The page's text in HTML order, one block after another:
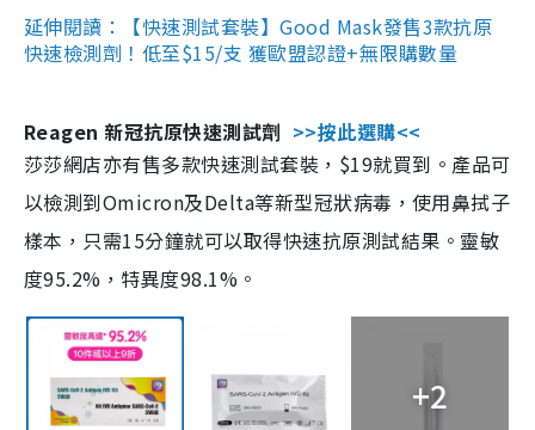
延伸閱讀：【快速測試套裝】Good Mask發售3款抗原
快速檢測劑！低至$15/支 獲歐盟認證+無限購數量
Reagen 新冠抗原快速測試劑 >>按此選購<<
莎莎網店亦有售多款快速測試套裝，$19就買到。產品可
以檢測到Omicron及Delta等新型冠狀病毒，使用鼻拭子
樣本，只需15分鐘就可以取得快速抗原測試結果。靈敏
度95.2%，特異度98.1%。
+2